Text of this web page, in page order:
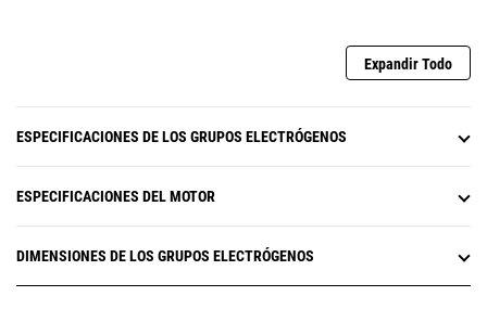
Expandir Todo
ESPECIFICACIONES DE LOS GRUPOS ELECTRÓGENOS
ESPECIFICACIONES DEL MOTOR
DIMENSIONES DE LOS GRUPOS ELECTRÓGENOS